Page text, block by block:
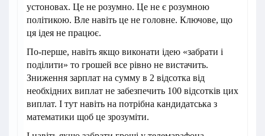
устоновах. Це не розумно. Це не є розумною
політикою. Вле навіть це не головне. Ключове, що
ця ідея не працює.
По-перше, навіть якщо виконати ідею «забрати і
поділити» то грошей все рівно не вистачить.
Зниження зарплат на сумму в 2 відсотка від
необхідних виплат не забезпечить 100 відсотків цих
виплат. І тут навіть на потрібна кандидатська з
математики щоб це зрозуміти.